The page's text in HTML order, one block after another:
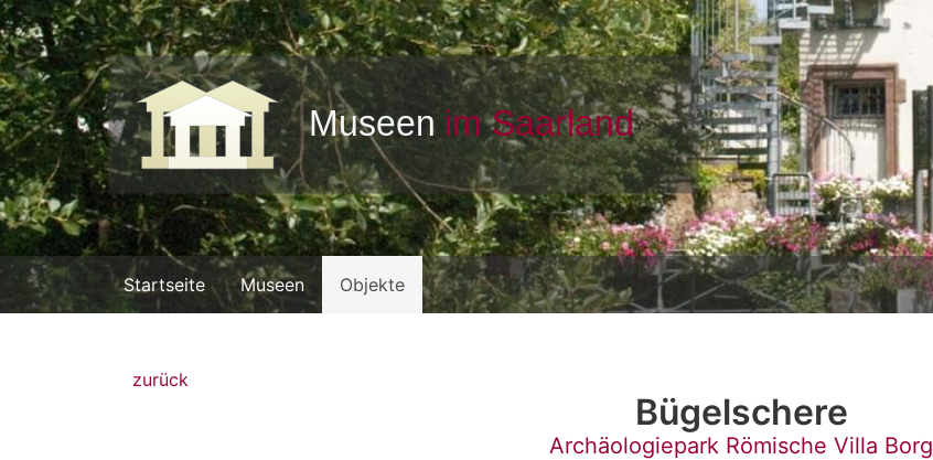
Startseite Museen Objekte
zurück
Bügelschere
Archäologiepark Römische Villa Borg